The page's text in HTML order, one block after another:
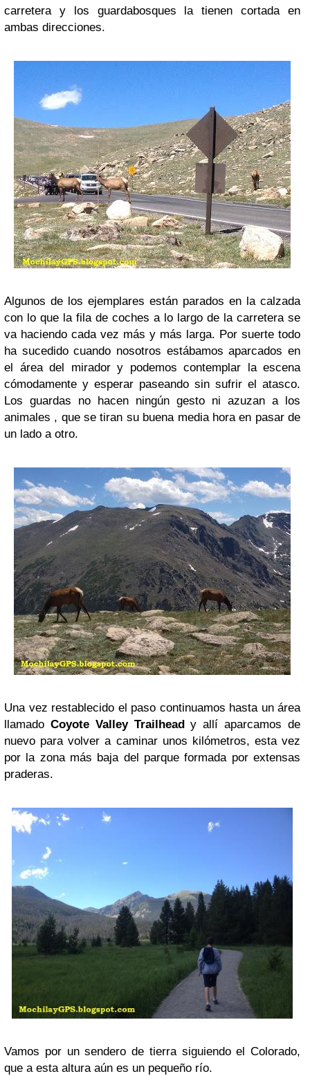
carretera y los guardabosques la tienen cortada en
ambas direcciones.
Algunos de los ejemplares están parados en la calzada
con lo que la fila de coches a lo largo de la carretera se
va haciendo cada vez más y más larga. Por suerte todo
ha sucedido cuando nosotros estábamos aparcados en
el área del mirador y podemos contemplar la escena
cómodamente y esperar paseando sin sufrir el atasco.
Los guardas no hacen ningún gesto ni azuzan a los
animales , que se tiran su buena media hora en pasar de
un lado a otro.
Una vez restablecido el paso continuamos hasta un área
llamado Coyote Valley Trailheady allí aparcamos de
nuevo para volver a caminar unos kilómetros, esta vez
por la zona más baja del parque formada por extensas
praderas.
Vamos por un sendero de tierra siguiendo el Colorado,
que a esta altura aún es un pequeño río.